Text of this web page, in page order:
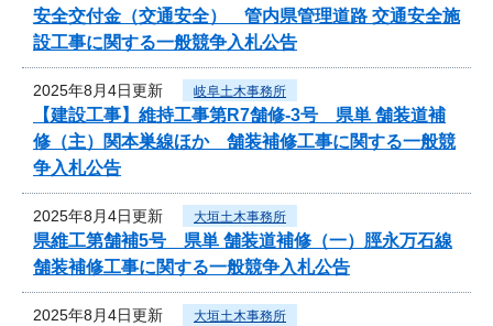
安全交付金（交通安全） 管内県管理道路 交通安全施
設工事に関する一般競争入札公告
2025年8月4日更新 岐阜土木事務所
【建設工事】維持工事第R7舗修-3号 県単 舗装道補
修（主）関本巣線ほか 舗装補修工事に関する一般競
争入札公告
2025年8月4日更新 大垣土木事務所
県維工第舗補5号 県単 舗装道補修（一）脛永万石線
舗装補修工事に関する一般競争入札公告
2025年8月4日更新 大垣土木事務所